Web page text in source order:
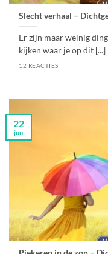
Slecht verhaal –
Er zijn maar weinig
kijken waar je op dit [...]
12 REACTIES
22
jun